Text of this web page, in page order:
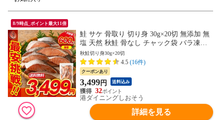
8/9時点_ポイント最大11倍
鮭 サケ 骨取り 切り身 30g×20切 無添加 無
塩 天然 秋鮭 骨なし チャック袋 バラ凍結
冷凍 塩なし 魚切り身 骨抜き さけ ギフト
グルメ プレゼント
秋鮭切り身30g×20切
4.5 (16件)
クーポンあり
3,499円 送料込み
32
港ダイニングしおそう
詳細を見る